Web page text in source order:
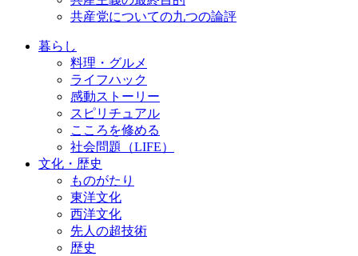
共産党についての九つの論評
暮らし
料理・グルメ
ライフハック
感動ストーリー
スピリチュアル
こころを修める
社会問題（LIFE）
文化・歴史
ものがたり
東洋文化
西洋文化
先人の超技術
歴史